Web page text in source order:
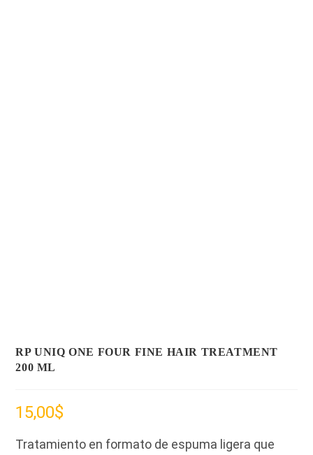
RP UNIQ ONE FOUR FINE HAIR TREATMENT
200 ML
15,00$
Tratamiento en formato de espuma ligera que